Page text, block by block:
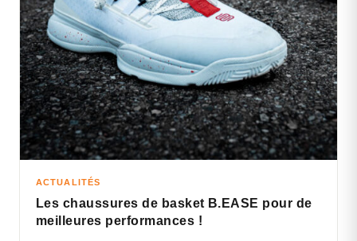
ACTUALITÉS
Les chaussures de basket B.EASE pour de
meilleures performances !